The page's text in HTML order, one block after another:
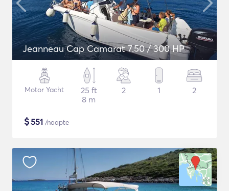
Jeanneau Cap Camarat 7.50 / 300 HP
Motor Yacht
25 ft
8 m
2 1 2
$551 /noapte